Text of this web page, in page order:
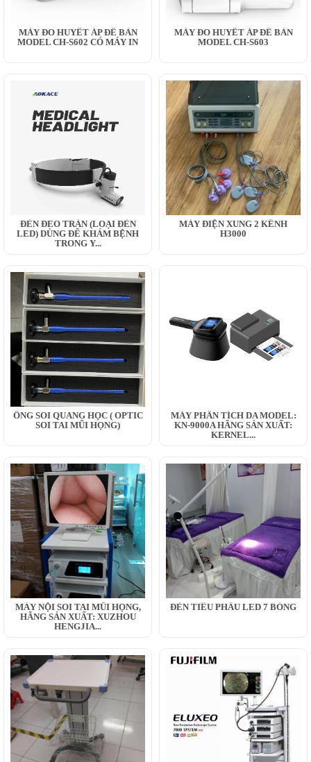
MÁY ĐO HUYẾT ÁP ĐỂ BÀN
MODEL CH-S602 CÓ MÁY IN
MÁY ĐO HUYẾT ÁP ĐỂ BÀN
MODEL CH-S603
ĐÈN ĐEO TRÁN (LOẠI ĐÈN
LED) DÙNG ĐỂ KHÁM BỆNH
TRONG Y...
MÁY ĐIỆN XUNG 2 KÊNH
H3000
ỐNG SOI QUANG HỌC ( OPTIC
SOI TAI MŨI HỌNG)
MÁY PHÂN TÍCH DA MODEL:
KN-9000A HÃNG SẢN XUẤT:
KERNEL...
MÁY NỘI SOI TAI MŨI HỌNG,
HÃNG SẢN XUẤT: XUZHOU
HENGJIA...
ĐÈN TIỂU PHẪU LED 7 BÓNG